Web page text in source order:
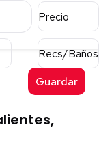
Precio
Recs/Baños
Guardar